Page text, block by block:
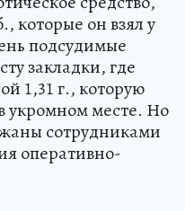
которые он взял у
подсудимые
закладки, где
1,31 г., которую
укромном месте. Но
сотрудниками
оперативно-